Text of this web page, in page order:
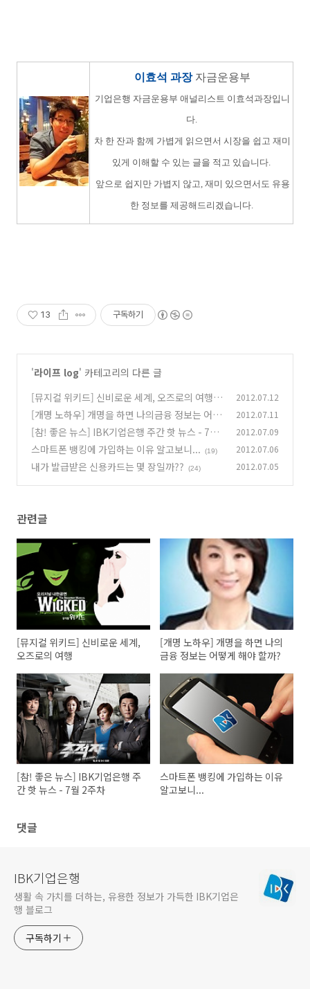
이효석 과장자금운용부
기업은행 자금운용부 애널리스트 이효석과장입니
다.
차 한 잔과 함께 가볍게 읽으면서 시장을 쉽고 재미
있게 이해할 수 있는 글을 적고 있습니다.
앞으로 쉽지만 가볍지 않고, 재미 있 으면서도 유용
한 정보를 제공해드리겠습니다.
13 구독하기
'라이프 log' 카테고리의 다른 글
[뮤지컬 위키드] 신비로운 세계, 오즈로의 여행
(1
6)
2012.07.12
[개명 노하우] 개명을 하면 나의금융 정보는 어떻
게 해야 할까?
(10)
2012.07.11
[참! 좋은 뉴스] IBK기업은행 주간 핫 뉴스 - 7월
2주차 (10)
2012.07.09
스마트폰 뱅킹에 가입하는 이유 알고보니... (19) 2012.07.06
내가 발급받은 신용카드는 몇 장일까?? (24) 2012.07.05
관련글
[뮤지컬 위키드] 신비로운 세계,
오즈로의 여행
[개명 노하우] 개명을 하면 나의
금융 정보는 어떻게 해야 할까?
[참! 좋은 뉴스] IBK기업은행 주
간 핫 뉴스 - 7월 2주차
스마트폰 뱅킹에 가입하는 이유
알고보니...
댓글
IBK기업은행
생활 속 가치를 더하는, 유용한 정보가 가득한 IBK기업은
행 블로그
구독하기